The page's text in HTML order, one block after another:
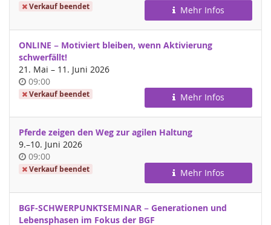
Verkauf beendet Mehr Infos
ONLINE − Motiviert bleiben, wenn Aktivierung
schwerfällt!
21. Mai –bis
11. Juni 2026
Uhrzeit
09:00
Verkauf beendet Mehr Infos
Pferde zeigen den Weg zur agilen Haltung
9.–bis
10. Juni 2026
Uhrzeit
09:00
Verkauf beendet Mehr Infos
BGF-SCHWERPUNKTSEMINAR − Generationen und
Lebensphasen im Fokus der BGF